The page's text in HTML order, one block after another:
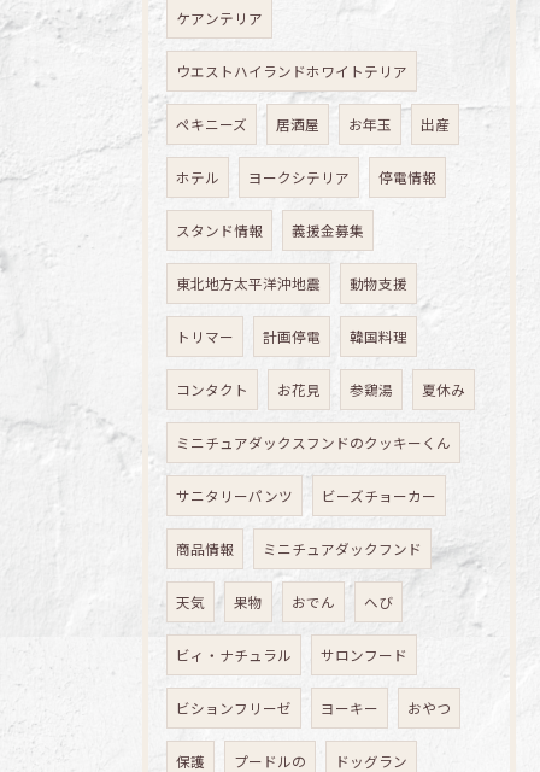
ケアンテリア
ウエストハイランドホワイトテリア
ペキニーズ 居酒屋 お年玉 出産
ホテル ヨークシテリア 停電情報
スタンド情報 義援金募集
東北地方太平洋沖地震 動物支援
トリマー 計画停電 韓国料理
コンタクト お花見 参鶏湯 夏休み
ミニチュアダックスフンドのクッキーくん
サニタリーパンツ ビーズチョーカー
商品情報 ミニチュアダックフンド
天気 果物 おでん へび
ビィ・ナチュラル サロンフード
ビションフリーゼ ヨーキー おやつ
保護 プードルの ドッグラン